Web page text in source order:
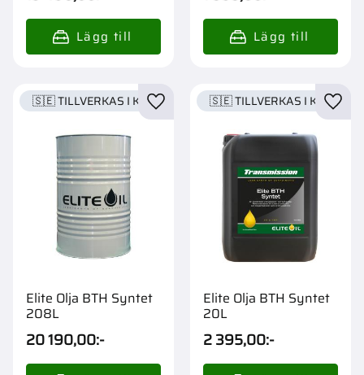
Elite Olja BTH Syntet
208L
20 190,00:-
🇸🇪 TILLVERKAS I KARLSTADLägg till i favoriter
Elite Olja BTH Syntet
20L
2 395,00:-
🇸🇪 TILLVERKAS I